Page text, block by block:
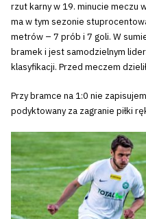
rzut karny w 19. minucie meczu
ma w tym sezonie
metrów – 7 prób i 7 goli. W
bramek i jest samodzielnym
klasyfikacji. Przed meczem
Przy bramce na 1:0 nie
podyktowany za zagranie piłki